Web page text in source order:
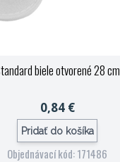
biele otvorené 28 cm
0,84 €
Pridať do košíka
Objednávací kód: 171486